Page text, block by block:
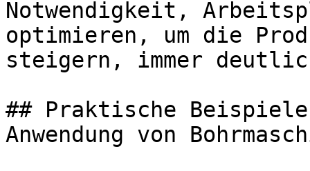
Notwendigkeit,
optimieren, um die
steigern, immer
## Praktische
Anwendung von